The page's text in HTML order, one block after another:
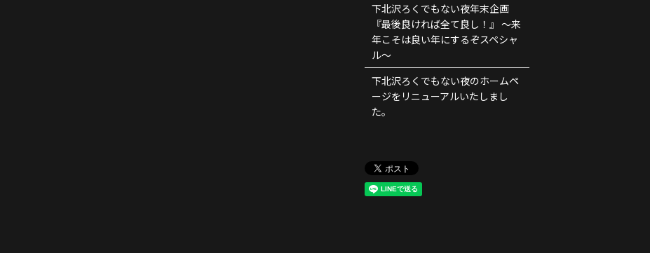
下北沢ろくでもない夜年末企画
『最後良ければ全て良し！』 ～来
年こそは良い年にするぞスペシャ
ル～
下北沢ろくでもない夜のホームペ
ージをリニューアルいたしまし
た。